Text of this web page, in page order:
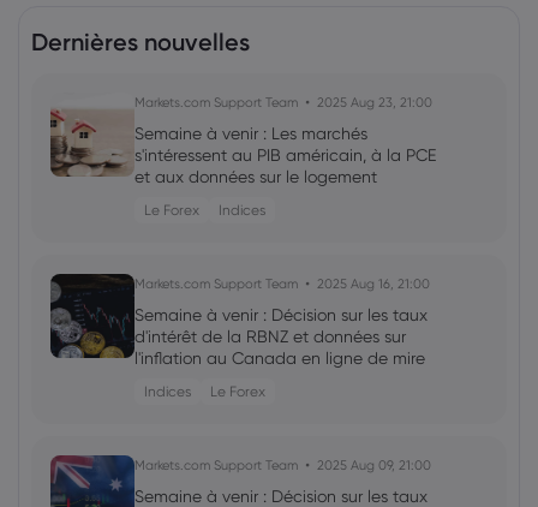
FOMC est disponible, de nouvelles
Dernières nouvelles
Markets.com Support Team 2025 Aug 23, 21:00
Semaine à venir : Les marchés
s'intéressent au PIB américain, à la PCE
et aux données sur le logement
Le Forex Indices
Markets.com Support Team 2025 Aug 16, 21:00
Semaine à venir : Décision sur les taux
d'intérêt de la RBNZ et données sur
l'inflation au Canada en ligne de mire
Indices Le Forex
Markets.com Support Team 2025 Aug 09, 21:00
Semaine à venir : Décision sur les taux